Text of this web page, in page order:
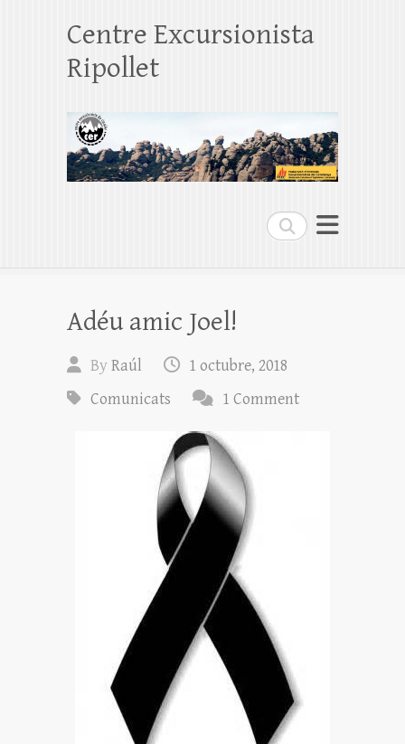
Search
Centre Excursionista
Ripollet
Adéu amic Joel!
ByRaúl
1 octubre, 2018
Comunicats
1 Comment